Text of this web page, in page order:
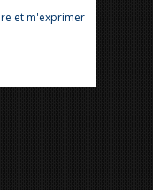
et m'exprimer